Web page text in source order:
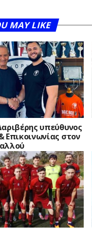
MAY LIKE
υπεύθυνος
Επικοινωνίας στον